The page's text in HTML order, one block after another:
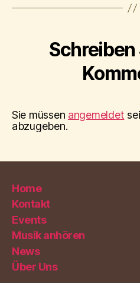
Schreiben
Sie müssen angemeldet
abzugeben.
Home
Kontakt
Events
Musik anhören
News
Über Uns